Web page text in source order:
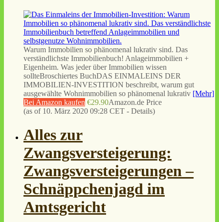
Warum Immobilien so phänomenal lukrativ sind. Das
verständlichste Immobilienbuch! Anlageimmobilien +
Eigenheim. Was jeder über Immobilien wissen
sollteBroschiertes BuchDAS EINMALEINS DER
IMMOBILIEN-INVESTITION beschreibt, warum gut
ausgewählte Wohnimmobilien so phänomenal lukrativ [Mehr]
Bei Amazon kaufen €29.90Amazon.de Price
(as of 10. März 2020 09:28 CET - Details)
Alles zur
Zwangsversteigerung:
Zwangsversteigerungen –
Schnäppchenjagd im
Amtsgericht